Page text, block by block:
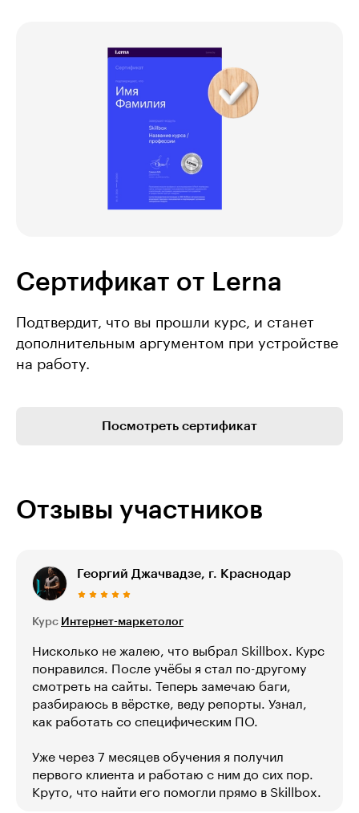
Сертификат от Lerna
Подтвердит, что вы прошли курс, и станет
дополнительным аргументом при устройстве
на работу.
Посмотреть сертификат
Отзывы участников
Георгий Джачвадзе, г. Краснодар
Курс Интернет-маркетолог
Нисколько не жалею, что выбрал Skillbox. Курс
понравился. После учёбы я стал по-другому
смотреть на сайты. Теперь замечаю баги,
разбираюсь в вёрстке, веду репорты. Узнал,
как работать со специфическим ПО.
Уже через 7 месяцев обучения я получил
первого клиента и работаю с ним до сих пор.
Круто, что найти его помогли прямо в Skillbox.